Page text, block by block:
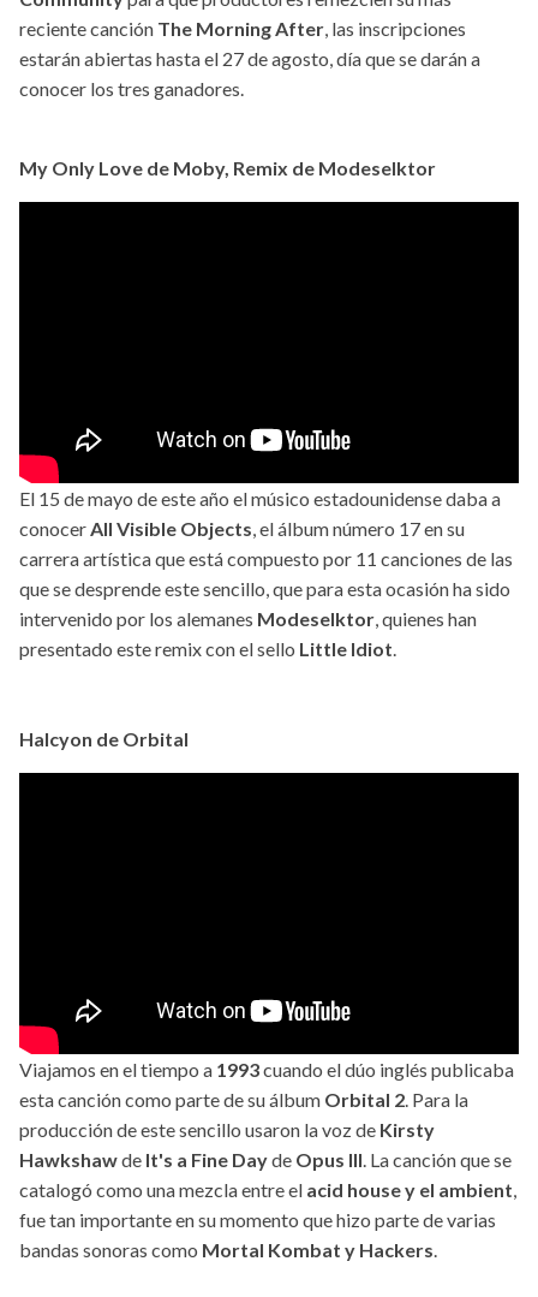
reciente canción The Morning After, las inscripciones
estarán abiertas hasta el 27 de agosto, día que se darán a
conocer los tres ganadores.
My Only Love de Moby, Remix de Modeselktor
El 15 de mayo de este año el músico estadounidense daba a
conocerAll Visible Objects, el álbum número 17 en su
carrera artística que está compuesto por 11 canciones de las
que se desprende este sencillo, que para esta ocasión ha sido
intervenido por los alemanes Modeselktor, quienes han
presentado este remix con el sello Little Idiot.
Halcyon de Orbital
Viajamos en el tiempo a 1993cuando el dúo inglés publicaba
esta canción como parte de su álbum Orbital 2. Para la
producción de este sencillo usaron la voz de Kirsty
Hawkshawde It's a Fine Dayde Opus III. La canción que se
catalogó como una mezcla entre el acid house y el ambient,
fue tan importante en su momento que hizo parte de varias
bandas sonoras como Mortal Kombat y Hackers.